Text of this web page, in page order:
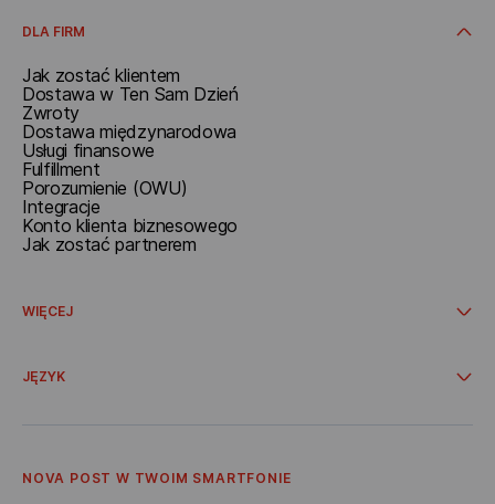
DLA FIRM
Jak zostać klientem
Dostawa w Ten Sam Dzień
Zwroty
Dostawa międzynarodowa
Usługi finansowe
Fulfillment
Porozumienie (OWU)
Integracje
Konto klienta biznesowego
Jak zostać partnerem
WIĘCEJ
Dostawa ze sklepów internetowych
Oferta
Kodeks Etyki Korporacyjnej
Kariera
JĘZYK
Українська
NOVA POST W TWOIM SMARTFONIE